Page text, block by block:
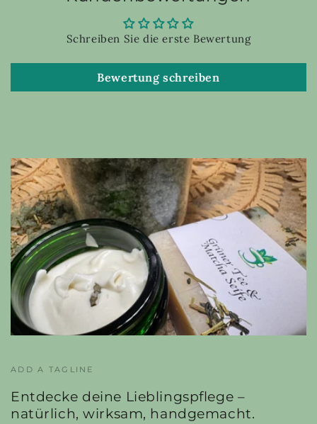
Schreiben Sie die erste Bewertung
Bewertung schreiben
ADD A TAGLINE
Entdecke deine Lieblingspflege –
natürlich, wirksam, handgemacht.